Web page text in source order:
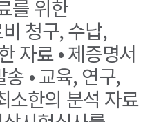
를 위한
청구, 수납,
자료 • 제증명서
• 교육, 연구,
소한의 분석 자료